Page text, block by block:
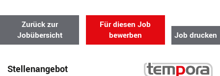
Zurück zur
Jobübersicht
Für diesen Job
bewerben
Job drucken
Stellenangebot